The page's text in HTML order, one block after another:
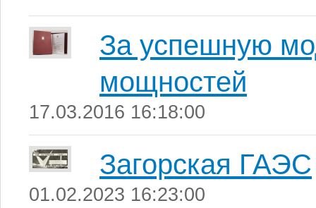
За успешную
мощностей
17.03.2016 16:18:00
Загорская ГАЭС
01.02.2023 16:23:00